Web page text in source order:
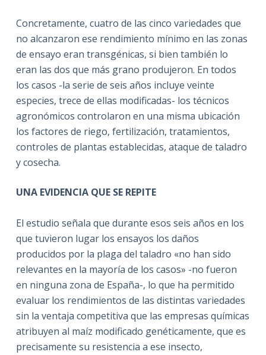
Concretamente, cuatro de las cinco variedades que
no alcanzaron ese rendimiento mínimo en las zonas
de ensayo eran transgénicas, si bien también lo
eran las dos que más grano produjeron. En todos
los casos -la serie de seis años incluye veinte
especies, trece de ellas modificadas- los técnicos
agronómicos controlaron en una misma ubicación
los factores de riego, fertilización, tratamientos,
controles de plantas establecidas, ataque de taladro
y cosecha.
UNA EVIDENCIA QUE SE REPITE
El estudio señala que durante esos seis años en los
que tuvieron lugar los ensayos los daños
producidos por la plaga del taladro «no han sido
relevantes en la mayoría de los casos» -no fueron
en ninguna zona de España-, lo que ha permitido
evaluar los rendimientos de las distintas variedades
sin la ventaja competitiva que las empresas químicas
atribuyen al maíz modificado genéticamente, que es
precisamente su resistencia a ese insecto,